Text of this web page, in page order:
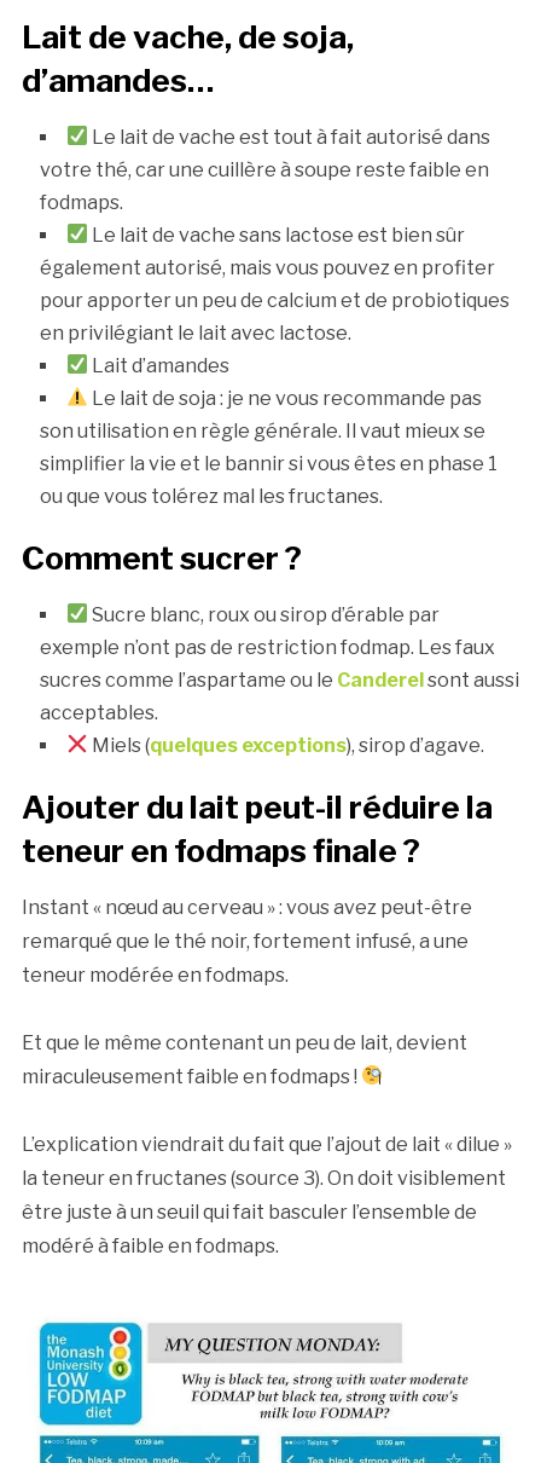
Lait de vache, de soja,
d’amandes…
Le lait de vache est tout à fait autorisé dans
votre thé, car une cuillère à soupe reste faible en
fodmaps.
Le lait de vache sans lactose est bien sûr
également autorisé, mais vous pouvez en profiter
pour apporter un peu de calcium et de probiotiques
en privilégiant le lait avec lactose.
Lait d’amandes
Le lait de soja : je ne vous recommande pas
son utilisation en règle générale. Il vaut mieux se
simplifier la vie et le bannir si vous êtes en phase 1
ou que vous tolérez mal les fructanes.
Comment sucrer ?
Sucre blanc, roux ou sirop d’érable par
exemple n’ont pas de restriction fodmap. Les faux
sucres comme l’aspartame ou le Canderelsont aussi
acceptables.
Miels (quelques exceptions), sirop d’agave.
Ajouter du lait peut-il réduire la
teneur en fodmaps finale ?
Instant « nœud au cerveau » : vous avez peut-être
remarqué que le thé noir, fortement infusé, a une
teneur modérée en fodmaps.
Et que le même contenant un peu de lait, devient
miraculeusement faible en fodmaps !
L’explication viendrait du fait que l’ajout de lait « dilue »
la teneur en fructanes (source 3). On doit visiblement
être juste à un seuil qui fait basculer l’ensemble de
modéré à faible en fodmaps.